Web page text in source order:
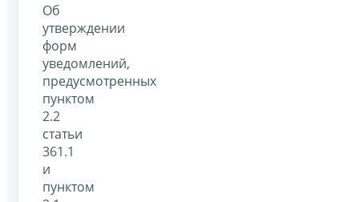
Об
утверждении
форм
уведомлений,
предусмотренных
пунктом
2.2
статьи
361.1
и
пунктом